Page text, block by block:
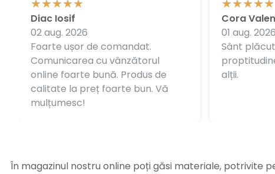
Foarte ușor de comandat.
Comunicarea cu vânzătorul
online foarte bună. Produs de
calitate la preț foarte bun. Vă
mulțumesc!
Diac Iosif
02 aug. 2026
Sânt
alții.
Cora
01 aug. 2026
În magazinul nostru online poți găsi materiale, potrivite